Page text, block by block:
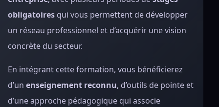
obligatoires qui vous permettent de développer
un réseau professionnel et d’acquérir une vision
concrète du secteur.
En intégrant cette formation, vous bénéficierez
d’un enseignement reconnu, d’outils de pointe et
d’une approche pédagogique qui associe